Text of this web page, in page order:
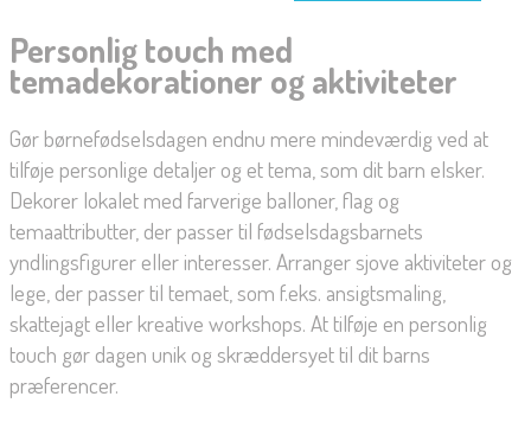
Personlig touch med
temadekorationer og aktiviteter
Gør børnefødselsdagen endnu mere mindeværdig ved at
tilføje personlige detaljer og et tema, som dit barn elsker.
Dekorer lokalet med farverige balloner, flag og
temaattributter, der passer til fødselsdagsbarnets
yndlingsfigurer eller interesser. Arranger sjove aktiviteter og
lege, der passer til temaet, som f.eks. ansigtsmaling,
skattejagt eller kreative workshops. At tilføje en personlig
touch gør dagen unik og skræddersyet til dit barns
præferencer.